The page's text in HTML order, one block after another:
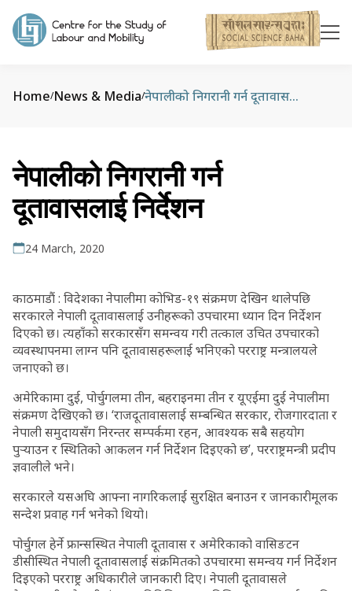
Home/News & Media/ नेपालीको निगरानी गर्न दूतावासलाई निर्देशन
नेपालीको निगरानी गर्न
दूतावासलाई निर्देशन
24 March, 2020
काठमाडौं : विदेशका नेपालीमा कोभिड-१९ संक्रमण देखिन थालेपछि
सरकारले नेपाली दूतावासलाई उनीहरूको उपचारमा ध्यान दिन निर्देशन
दिएको छ। त्यहाँको सरकारसँग समन्वय गरी तत्काल उचित उपचारको
व्यवस्थापनमा लाग्न पनि दूतावासहरूलाई भनिएको परराष्ट्र मन्त्रालयले
जनाएको छ।
अमेरिकामा दुई, पोर्चुगलमा तीन, बहराइनमा तीन र यूएईमा दुई नेपालीमा
संक्रमण देखिएको छ। ‘राजदूतावासलाई सम्बन्धित सरकार, रोजगारदाता र
नेपाली समुदायसँग निरन्तर सम्पर्कमा रहन, आवश्यक सबै सहयोग
पुर्‍याउन र स्थितिको आकलन गर्न निर्देशन दिइएको छ’, परराष्ट्रमन्त्री प्रदीप
ज्ञवालीले भने।
सरकारले यसअघि आफ्ना नागरिकलाई सुरक्षित बनाउन र जानकारीमूलक
सन्देश प्रवाह गर्न भनेको थियो।
पोर्चुगल हेर्ने फ्रान्सस्थित नेपाली दूतावास र अमेरिकाको वासिङटन
डीसीस्थित नेपाली दूतावासलाई संक्रमितको उपचारमा समन्वय गर्न निर्देशन
दिइएको परराष्ट्र अधिकारीले जानकारी दिए। नेपाली दूतावासले